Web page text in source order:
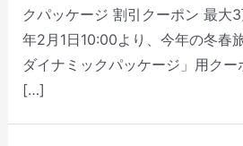
クパッケージ 割引クーポン 最大
年2月1日10:00より、今年の冬春
ダイナミックパッケージ」用クー
[…]